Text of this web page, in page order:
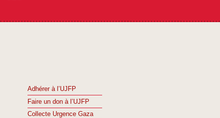
Adhérer à l’UJFP
Faire un don à l’UJFP
Collecte Urgence Gaza